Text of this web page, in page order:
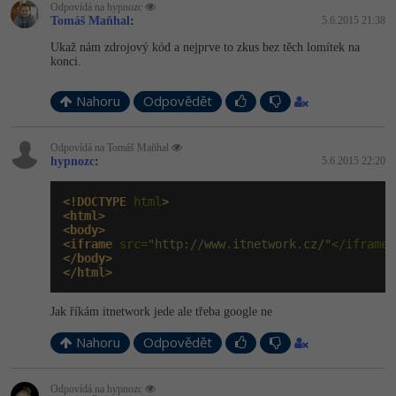
SEO specialista
Pro děti
Více
Fórum
Time management
Sítě
Kybernetická bezpečnost
Elektronický podpis
Ostatní
Blog
Pro firmy
Odpovídá na hypnozc
Tomáš Maňhal: 5.6.2015 21:38
Ukaž nám zdrojový kód a nejprve to zkus bez těch lomítek na
konci.
Nahoru Odpovědět
Odpovídá na Tomáš Maňhal
hypnozc: 5.6.2015 22:20
<!DOCTYPE html >
<html>
<body>
<iframe src="http://www.itnetwork.cz/"</iframe
</body>
</html>
Jak říkám itnetwork jede ale třeba google ne
Nahoru Odpovědět
Odpovídá na hypnozc